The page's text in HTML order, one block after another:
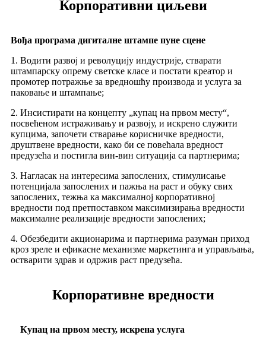
Корпоративни циљеви
Вођа програма дигиталне штампе пуне сцене
1. Водити развој и револуцију индустрије, стварати
штампарску опрему светске класе и постати креатор и
промотер потражње за вредношћу производа и услуга за
паковање и штампање;
2. Инсистирати на концепту „купац на првом месту“,
посвећеном истраживању и развоју, и искрено служити
купцима, започети стварање корисничке вредности,
друштвене вредности, како би се повећала вредност
предузећа и постигла вин-вин ситуација са партнерима;
3. Нагласак на интересима запослених, стимулисање
потенцијала запослених и пажња на раст и обуку свих
запослених, тежња ка максималној корпоративној
вредности под претпоставком максимизирања вредности
максималне реализације вредности запослених;
4. Обезбедити акционарима и партнерима разуман приход
кроз зреле и ефикасне механизме маркетинга и управљања,
остварити здрав и одржив раст предузећа.
Корпоративне вредности
Купац на првом месту, искрена услуга